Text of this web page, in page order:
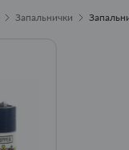
Запальнички